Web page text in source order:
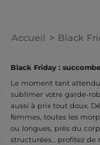
Accueil Black
Black Friday :
Le moment tant
sublimer votre garde-
aussi à prix tout doux.
femmes, toutes les
ou longues, près du
structurées… profitez de